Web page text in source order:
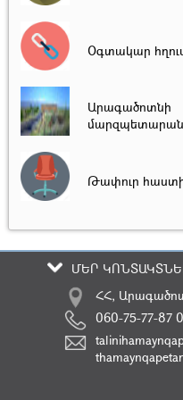
Օգտակար
Արագածոտնի
մարզպետարան
Թափուր
ՄԵՐ
ՀՀ,
060-75-77-87